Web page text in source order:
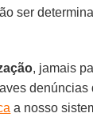
ser
, jamais
a nosso